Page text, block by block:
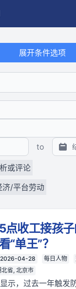
展开条件选项
to
或评论
济/平台劳动
点收工接孩
“单王”？
2026-04-28 每日人物
北省, 北京市
示，过去一年触发